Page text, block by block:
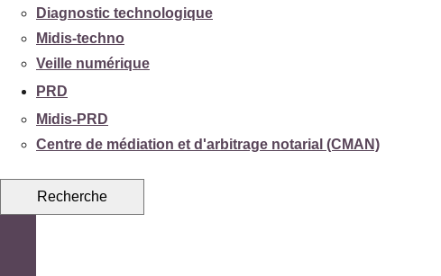
Diagnostic technologique
Midis-techno
Veille numérique
PRD
Midis-PRD
Centre de médiation et d'arbitrage notarial (CMAN)
Recherche